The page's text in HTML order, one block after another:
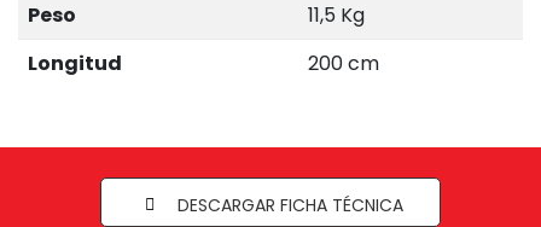
Peso
11,5 Kg
Longitud
200 cm
DESCARGAR FICHA TÉCNICA